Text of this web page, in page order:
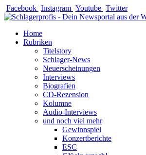
Zum
Inhalt
Facebook Instagram Youtube Twitter
Home
Rubriken
Titelstory
Schlager-News
Neuerscheinungen
Interviews
Biografien
CD-Rezension
Kolumne
Audio-Interviews
und noch viel mehr
Gewinnspiel
Konzertberichte
ESC